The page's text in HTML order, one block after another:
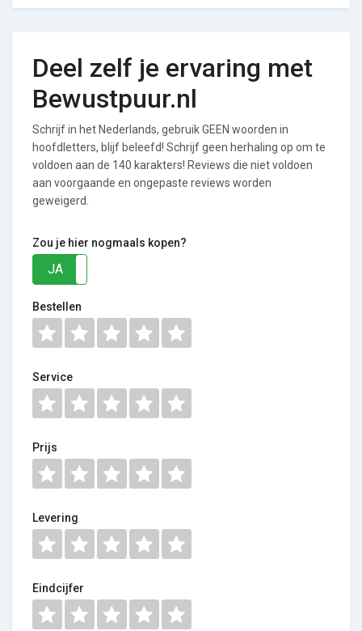
Deel zelf je ervaring met
Bewustpuur.nl
Schrijf in het Nederlands, gebruik GEEN woorden in
hoofdletters, blijf beleefd! Schrijf geen herhaling op om te
voldoen aan de 140 karakters! Reviews die niet voldoen
aan voorgaande en ongepaste reviews worden
geweigerd.
Zou je hier nogmaals kopen?
JA
Bestellen
Service
Prijs
Levering
Eindcijfer